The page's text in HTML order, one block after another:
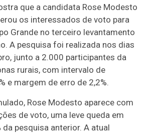
que a candidata Rose Modesto
os interessados ​​de voto para
Grande no terceiro levantamento
A pesquisa foi realizada nos dias
junto a 2.000 participantes da
rurais, com intervalo de
e margem de erro de 2,2%.
Rose Modesto aparece com
de voto, uma leve queda em
da pesquisa anterior. A atual